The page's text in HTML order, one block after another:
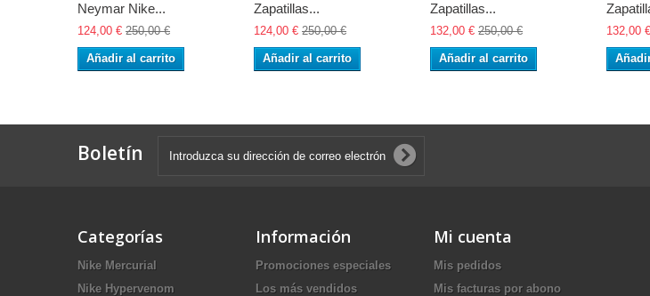
Neymar Nike...
124,00 € 250,00 €
Añadir al carrito
Zapatillas...
124,00 € 250,00 €
Añadir al carrito
Zapatillas...
132,00 € 250,00 €
Añadir al carrito
132,00 €
Boletín
Categorías
Nike Mercurial
Nike Hypervenom
Información
Promociones especiales
Los más vendidos
Mi cuenta
Mis pedidos
Mis facturas por abono